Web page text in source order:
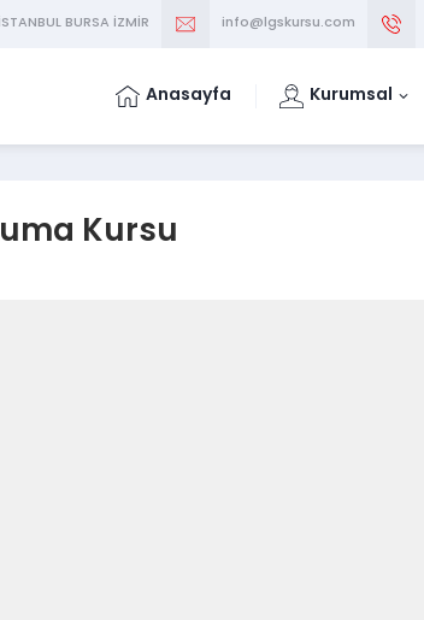
BURSA İZMİR info@lgskursu.com
Anasayfa Kurumsal
Kursu